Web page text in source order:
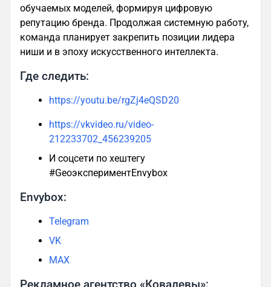
обучаемых моделей, формируя цифровую
репутацию бренда. Продолжая системную работу,
команда планирует закрепить позиции лидера
ниши и в эпоху искусственного интеллекта.
Где следить:
https://youtu.be/rgZj4eQSD20
https://vkvideo.ru/video-
212233702_456239205
И соцсети по хештегу
#GeoэкспериментEnvybox
Envybox:
Telegram
VK
MAX